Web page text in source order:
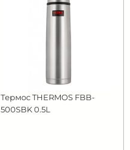
Термос THERMOS FBB-
500SBK 0.5L